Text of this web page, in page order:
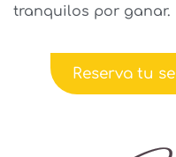
tranquilos por ganar.
Reserva tu